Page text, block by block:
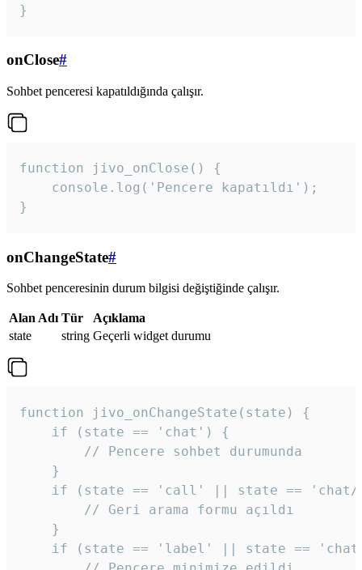
}
onClose#
Sohbet penceresi kapatıldığında çalışır.
function jivo_onClose() {
    console.log('Pencere kapatıldı');
}
onChangeState#
Sohbet penceresinin durum bilgisi değiştiğinde çalışır.
Alan Adı Tür
Açıklama
state
string Geçerli widget durumu
function jivo_onChangeState(state) {
    if (state == 'chat') {
        // Pencere sohbet durumunda
    }
if (state == 'call' || state ==
        // Geri arama formu açıldı
    }
if (state == 'label' || state ==